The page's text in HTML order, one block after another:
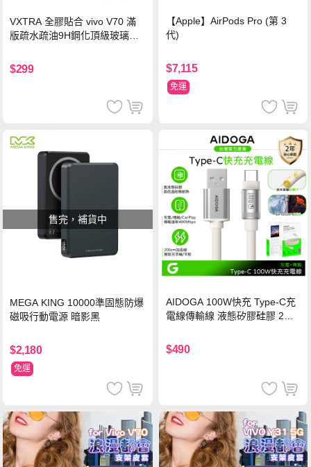
VXTRA 全膠貼合 vivo V70 滿
版疏水疏油9H鋼化頂級玻璃貼
$299
【Apple】AirPods Pro (第 3
代)
$7,115
免運
售完，補貨中
MEGA KING 10000準固態防爆
磁吸行動電源 暗影黑
$2,180
免運
AIDOGA 100W快充 Type-C充
電線傳輸線 液態矽膠硅膠 2M
$490